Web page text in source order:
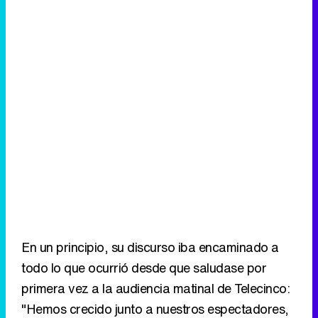
En un principio, su discurso iba encaminado a
todo lo que ocurrió desde que saludase por
primera vez a la audiencia matinal de Telecinco:
"Hemos crecido junto a nuestros espectadores,